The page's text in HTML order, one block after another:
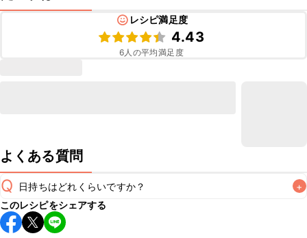
レシピ満足度
4.43
6人の平均満足度
よくある質問
Q 日持ちはどれくらいですか？ +
保存期間は冷蔵で当日中が目安です。なるべくお早めにお召
し上がりください。
このレシピをシェアする